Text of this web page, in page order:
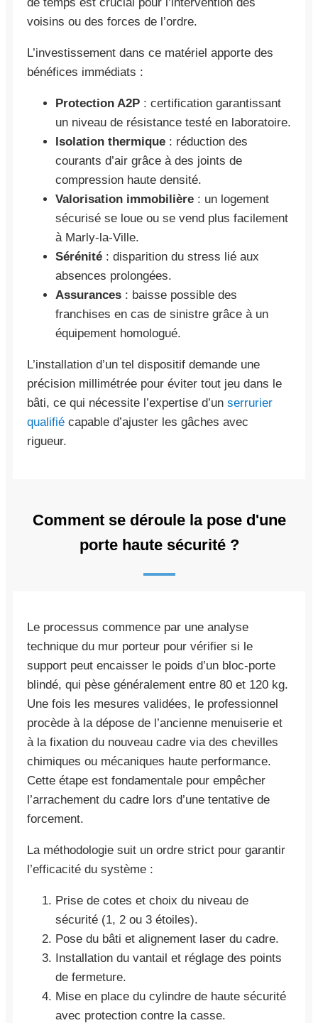
voisins ou des forces de l’ordre.
L’investissement dans ce matériel apporte des
bénéfices immédiats :
Protection A2P : certification garantissant
un niveau de résistance testé en laboratoire.
Isolation thermique : réduction des
courants d’air grâce à des joints de
compression haute densité.
Valorisation immobilière : un logement
sécurisé se loue ou se vend plus facilement
à Marly-la-Ville.
Sérénité : disparition du stress lié aux
absences prolongées.
Assurances : baisse possible des
franchises en cas de sinistre grâce à un
équipement homologué.
L’installation d’un tel dispositif demande une
précision millimétrée pour éviter tout jeu dans le
bâti, ce qui nécessite l’expertise d’un serrurier
qualifié capable d’ajuster les gâches avec
rigueur.
Comment se déroule la pose d'une
porte haute sécurité ?
Le processus commence par une analyse
technique du mur porteur pour vérifier si le
support peut encaisser le poids d’un bloc-porte
blindé, qui pèse généralement entre 80 et 120 kg.
Une fois les mesures validées, le professionnel
procède à la dépose de l’ancienne menuiserie et
à la fixation du nouveau cadre via des chevilles
chimiques ou mécaniques haute performance.
Cette étape est fondamentale pour empêcher
l’arrachement du cadre lors d’une tentative de
forcement.
La méthodologie suit un ordre strict pour garantir
l’efficacité du système :
Prise de cotes et choix du niveau de
sécurité (1, 2 ou 3 étoiles).
Pose du bâti et alignement laser du cadre.
Installation du vantail et réglage des points
de fermeture.
Mise en place du cylindre de haute sécurité
avec protection contre la casse.